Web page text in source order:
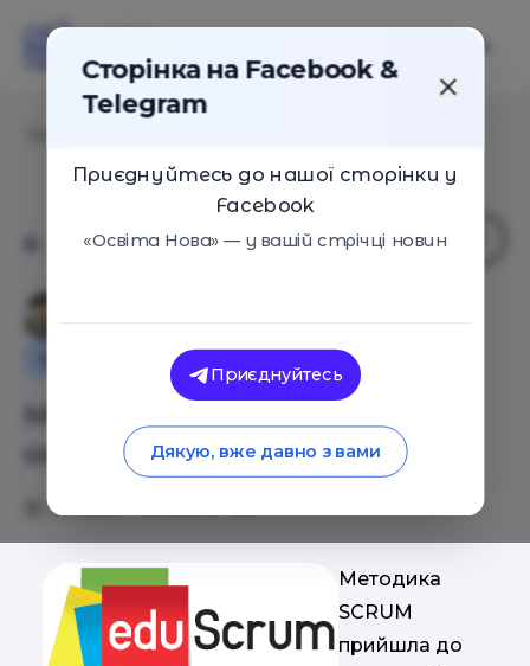
Поради Навчальні матеріали
Методика EDU-SCRUM в
освіті
11.12.2017
Методика
SCRUM
прийшла до
Сторінка на Facebook &
Telegram
Приєднуйтесь до нашої сторінки у
Facebook
«Освіта Нова» — у вашій стрічці новин
Приєднуйтесь
Дякую, вже давно з вами